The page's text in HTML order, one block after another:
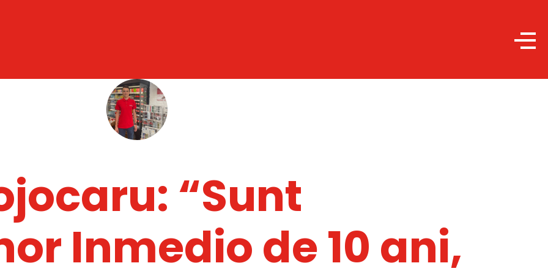
“Sunt
Inmedio de 10 ani,